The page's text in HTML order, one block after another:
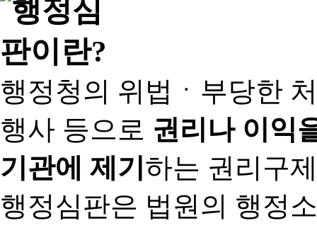
행정청의 위법ㆍ부당한
행사 등으로 권리나 이익
기관에 제기하는 권리구
행정심판은 법원의 행정